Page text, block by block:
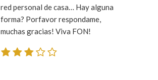
red personal de casa… Hay alguna
forma? Porfavor respondame,
muchas gracias! Viva FON!